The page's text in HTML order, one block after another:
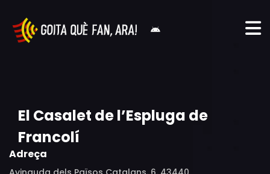
El Casalet de l’Espluga de
Francolí
Adreça